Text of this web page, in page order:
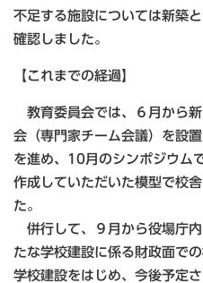
不足する施設については新築
確認しました。
【これまでの経過】
教育委員会では、６月から
会（専門家チーム会議）を設
を進め、10月のシンポジウム
作成していただいた模型で校
た。
併行して、９月から役場庁
たな学校建設に係る財政面で
学校建設をはじめ、今後予定